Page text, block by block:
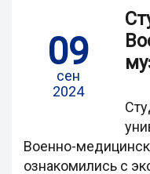
09
сен
2024
Военно-
ознакомились с